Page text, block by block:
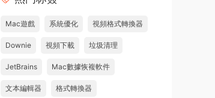
中文破解版 PR2026 強大視頻編輯軟件
u604731536624 • 2026-07-15
中文破解版
Mac遊戲 系統優化 視頻格式轉換器
Downie 視頻下載 垃圾清理
JetBrains Mac數據恢複軟件
文本編輯器 格式轉換器